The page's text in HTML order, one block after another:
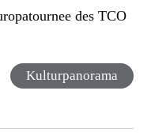
des TCO
Kulturpanorama